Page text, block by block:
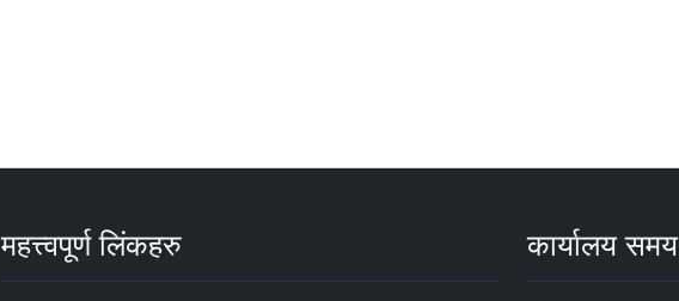
महत्त्वपूर्ण लिंकहरु कार्यालय समय